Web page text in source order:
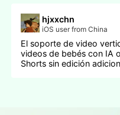
hjxxchn
iOS user from China
El soporte de video
videos de bebés con IA
Shorts sin edición